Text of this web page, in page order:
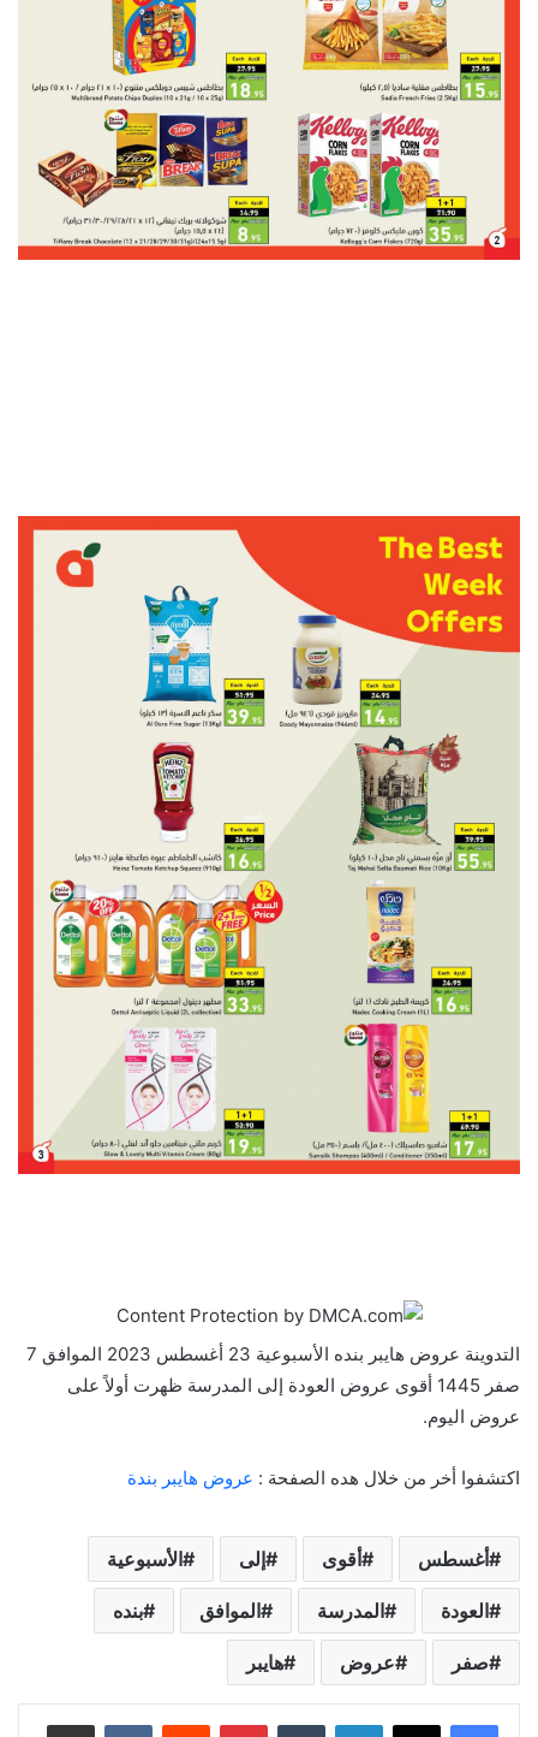
التدوينة عروض هايبر بنده الأسبوعية 23 أغسطس 2023 الموافق 7
صفر 1445 أقوى عروض العودة إلى المدرسة ظهرت أولاً على
عروض اليوم.
اكتشفوا أخر من خلال هده الصفحة : عروض هايبر بندة
أغسطس أقوى إلى الأسبوعية
العودة المدرسة الموافق بنده
صفر عروض هايبر
لينكدإن بينتيريست